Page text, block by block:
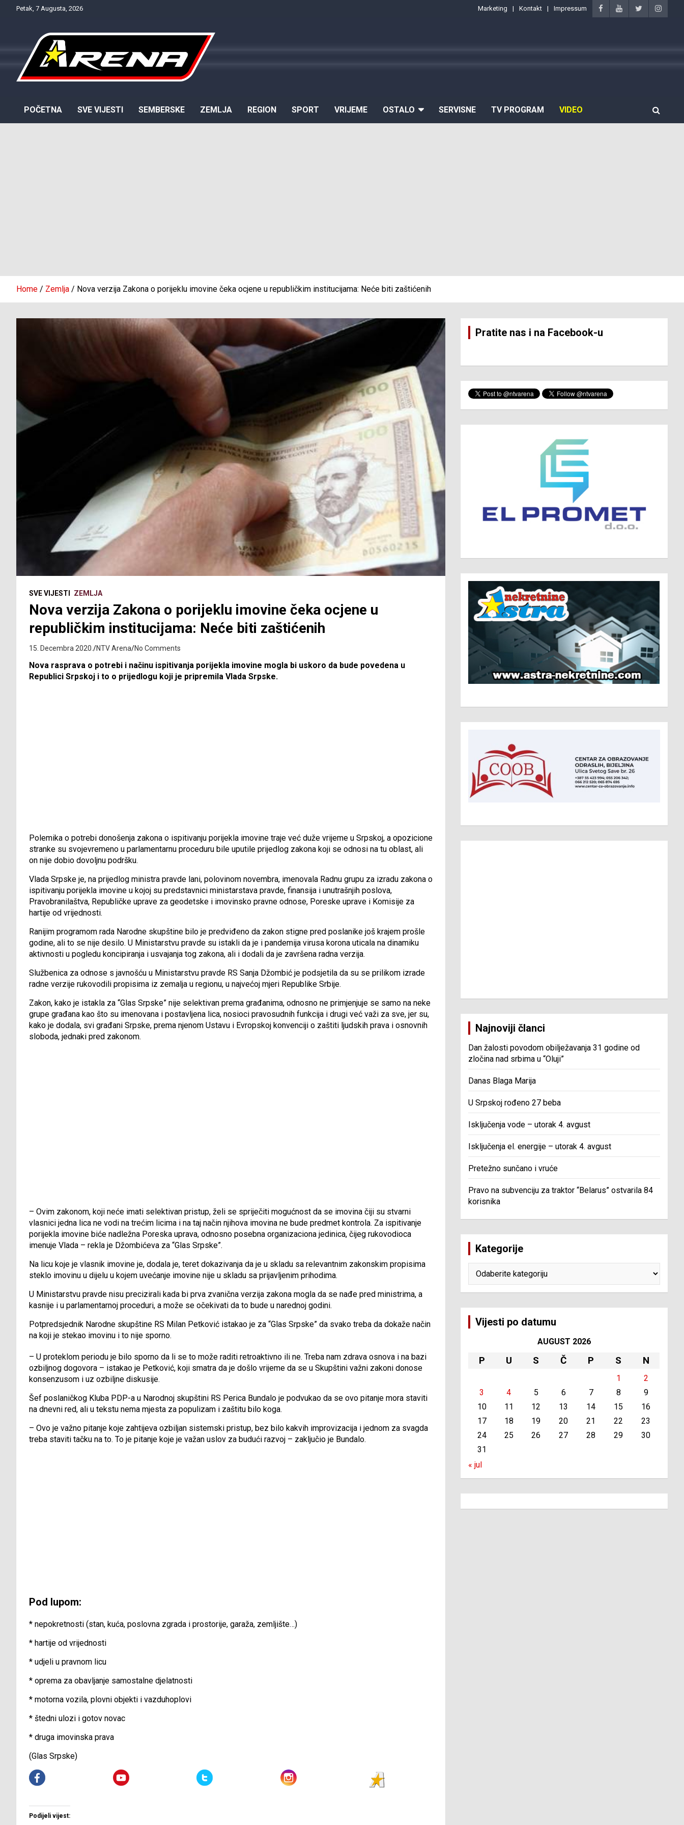
Petak, 7 Augusta, 2026 Marketing Kontakt Impressum
POČETNA SVE VIJESTI SEMBERSKE ZEMLJA REGION SPORT VRIJEME OSTALO SERVISNE TV PROGRAM VIDEO
Home Zemlja Nova verzija Zakona o porijeklu imovine čeka ocjene u republičkim institucijama: Neće biti zaštićenih
SVE VIJESTI ZEMLJA
Nova verzija Zakona o porijeklu imovine čeka ocjene u
republičkim institucijama: Neće biti zaštićenih
15. Decembra 2020. NTV Arena No Comments
Nova rasprava o potrebi i načinu ispitivanja porijekla imovine mogla bi uskoro da bude povedena u
Republici Srpskoj i to o prijedlogu koji je pripremila Vlada Srpske.
Polemika o potrebi donošenja zakona o ispitivanju porijekla imovine traje već duže vrijeme u Srpskoj, a opozicione
stranke su svojevremeno u parlamentarnu proceduru bile uputile prijedlog zakona koji se odnosi na tu oblast, ali
on nije dobio dovoljnu podršku.
Vlada Srpske je, na prijedlog ministra pravde lani, polovinom novembra, imenovala Radnu grupu za izradu zakona o
ispitivanju porijekla imovine u kojoj su predstavnici ministarstava pravde, finansija i unutrašnjih poslova,
Pravobranilaštva, Republičke uprave za geodetske i imovinsko pravne odnose, Poreske uprave i Komisije za
hartije od vrijednosti.
Ranijim programom rada Narodne skupštine bilo je predviđeno da zakon stigne pred poslanike još krajem prošle
godine, ali to se nije desilo. U Ministarstvu pravde su istakli da je i pandemija virusa korona uticala na dinamiku
aktivnosti u pogledu koncipiranja i usvajanja tog zakona, ali i dodali da je završena radna verzija.
Službenica za odnose s javnošću u Ministarstvu pravde RS Sanja Džombić je podsjetila da su se prilikom izrade
radne verzije rukovodili propisima iz zemalja u regionu, u najvećoj mjeri Republike Srbije.
Zakon, kako je istakla za “Glas Srpske” nije selektivan prema građanima, odnosno ne primjenjuje se samo na neke
grupe građana kao što su imenovana i postavljena lica, nosioci pravosudnih funkcija i drugi već važi za sve, jer su,
kako je dodala, svi građani Srpske, prema njenom Ustavu i Evropskoj konvenciji o zaštiti ljudskih prava i osnovnih
sloboda, jednaki pred zakonom.
– Ovim zakonom, koji neće imati selektivan pristup, želi se spriječiti mogućnost da se imovina čiji su stvarni
vlasnici jedna lica ne vodi na trećim licima i na taj način njihova imovina ne bude predmet kontrola. Za ispitivanje
porijekla imovine biće nadležna Poreska uprava, odnosno posebna organizaciona jedinica, čijeg rukovodioca
imenuje Vlada – rekla je Džombićeva za “Glas Srpske”.
Na licu koje je vlasnik imovine je, dodala je, teret dokazivanja da je u skladu sa relevantnim zakonskim propisima
steklo imovinu u dijelu u kojem uvećanje imovine nije u skladu sa prijavljenim prihodima.
U Ministarstvu pravde nisu precizirali kada bi prva zvanična verzija zakona mogla da se nađe pred ministrima, a
kasnije i u parlamentarnoj proceduri, a može se očekivati da to bude u narednoj godini.
Potpredsjednik Narodne skupštine RS Milan Petković istakao je za “Glas Srpske” da svako treba da dokaže način
na koji je stekao imovinu i to nije sporno.
– U proteklom periodu je bilo sporno da li se to može raditi retroaktivno ili ne. Treba nam zdrava osnova i na bazi
ozbiljnog dogovora – istakao je Petković, koji smatra da je došlo vrijeme da se u Skupštini važni zakoni donose
konsenzusom i uz ozbiljne diskusije.
Šef poslaničkog Kluba PDP-a u Narodnoj skupštini RS Perica Bundalo je podvukao da se ovo pitanje mora staviti
na dnevni red, ali u tekstu nema mjesta za populizam i zaštitu bilo koga.
– Ovo je važno pitanje koje zahtijeva ozbiljan sistemski pristup, bez bilo kakvih improvizacija i jednom za svagda
treba staviti tačku na to. To je pitanje koje je važan uslov za budući razvoj – zaključio je Bundalo.
Pod lupom:
* nepokretnosti (stan, kuća, poslovna zgrada i prostorije, garaža, zemljište…)
* hartije od vrijednosti
* udjeli u pravnom licu
* oprema za obavljanje samostalne djelatnosti
* motorna vozila, plovni objekti i vazduhoplovi
* štedni ulozi i gotov novac
* druga imovinska prava
(Glas Srpske)
Podijeli vijest:
Pratite nas i na Facebook-u
Najnoviji članci
Dan žalosti povodom obilježavanja 31 godine od
zločina nad srbima u “Oluji”
Danas Blaga Marija
U Srpskoj rođeno 27 beba
Isključenja vode – utorak 4. avgust
Isključenja el. energije – utorak 4. avgust
Pretežno sunčano i vruće
Pravo na subvenciju za traktor “Belarus” ostvarila 84
korisnika
Kategorije
Vijesti po datumu
AUGUST 2026
P U S Č P S N
1
2
3
4 5 6 7 8
9
10
11 12 13 14 15
16
17
18 19 20 21 22
23
24
25 26 27 28 29
30
31
« jul